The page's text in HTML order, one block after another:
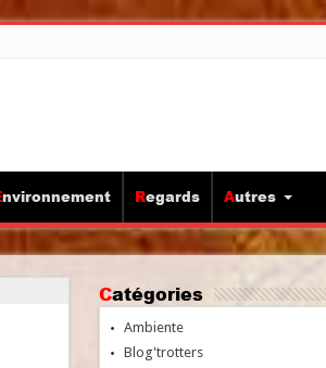
Environnement Regards Autres
Catégories
Ambiente
Blog'trotters